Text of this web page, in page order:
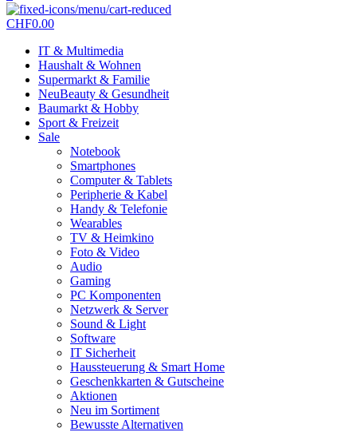
CHF0.00
IT & Multimedia
Haushalt & Wohnen
Supermarkt & Familie
NeuBeauty & Gesundheit
Baumarkt & Hobby
Sport & Freizeit
Sale
Notebook
Smartphones
Computer & Tablets
Peripherie & Kabel
Handy & Telefonie
Wearables
TV & Heimkino
Foto & Video
Audio
Gaming
PC Komponenten
Netzwerk & Server
Sound & Light
Software
IT Sicherheit
Haussteuerung & Smart Home
Geschenkkarten & Gutscheine
Aktionen
Neu im Sortiment
Bewusste Alternativen